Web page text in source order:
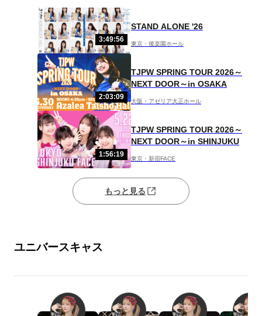
3:49:56
STAND ALONE '26
東京・後楽園ホール
2:03:09
TJPW SPRING TOUR 2026～
NEXT DOOR～in OSAKA
大阪・アゼリア大正ホール
1:56:19
TJPW SPRING TOUR 2026～
NEXT DOOR～in SHINJUKU
東京・新宿FACE
もっと見る
ユニバースキャス